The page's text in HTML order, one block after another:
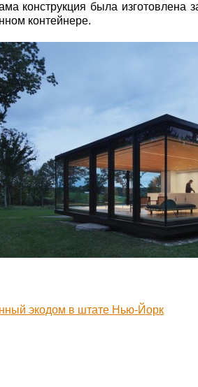
конструкция была изготовлена
контейнере.